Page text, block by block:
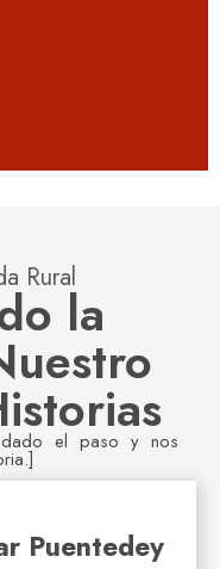
Rural
la
el paso y nos
Puentedey